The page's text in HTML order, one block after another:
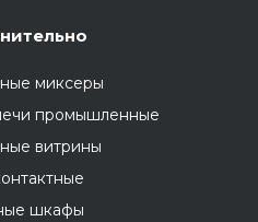
миксеры
промышленные
витрины
шкафы